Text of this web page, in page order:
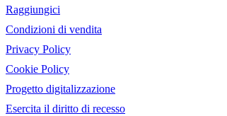
Raggiungici
Condizioni di vendita
Privacy Policy
Cookie Policy
Progetto digitalizzazione
Esercita il diritto di recesso